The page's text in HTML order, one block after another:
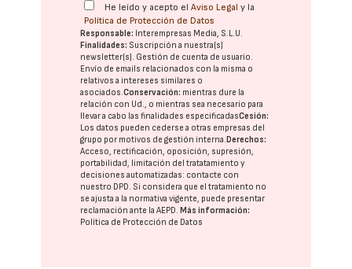
He leído y acepto elAviso Legal y la
Política de Protección de Datos
Responsable: Interempresas Media, S.L.U.
Finalidades: Suscripción a nuestra(s)
newsletter(s). Gestión de cuenta de usuario.
Envío de emails relacionados con la misma o
relativos a intereses similares o
asociados.Conservación: mientras dure la
relación con Ud., o mientras sea necesario para
llevar a cabo las finalidades especificadasCesión:
Los datos pueden cederse a otras empresas del
grupo por motivos de gestión interna.Derechos:
Acceso, rectificación, oposición, supresión,
portabilidad, limitación del tratatamiento y
decisiones automatizadas: contacte con
nuestro DPD. Si considera que el tratamiento no
se ajusta a la normativa vigente, puede presentar
reclamación ante laAEPD.Más información:
Política de Protección de Datos